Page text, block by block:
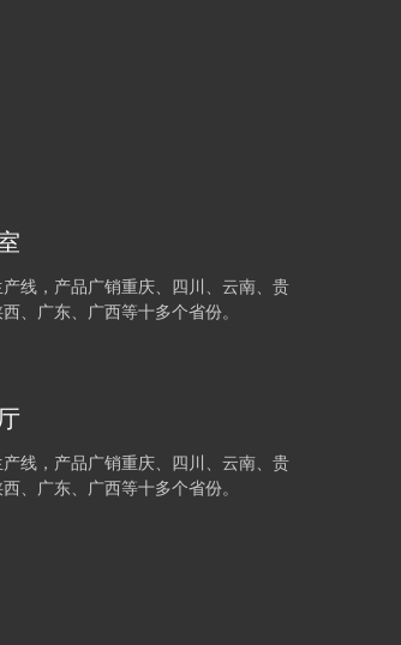
线，产品广销重庆、四川、云南、贵
、广东、广西等十多个省份。
线，产品广销重庆、四川、云南、贵
、广东、广西等十多个省份。